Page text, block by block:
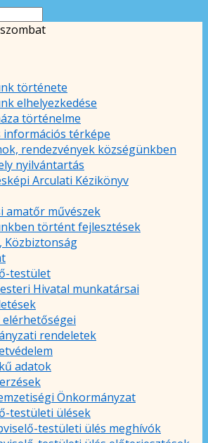
története
elhelyezkedése
történelme
információs térképe
rendezvények községünkben
nyilvántartás
Arculati Kézikönyv
amatőr művészek
történt fejlesztések
Közbiztonság
testület
Hivatal munkatársai
elérhetőségei
rendeletek
adatok
Önkormányzat
testületi ülések
testületi ülés meghívók